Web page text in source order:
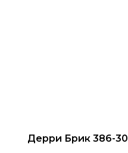
Дерри Брик 386-30